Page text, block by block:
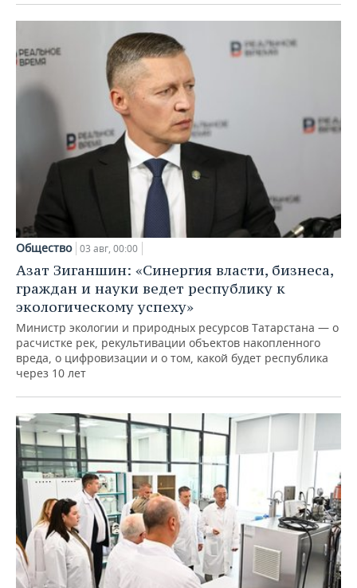
Общество 03 авг, 00:00
Азат Зиганшин: «Синергия власти, бизнеса,
граждан и науки ведет республику к
экологическому успеху»
Министр экологии и природных ресурсов Татарстана — о
расчистке рек, рекультивации объектов накопленного
вреда, о цифровизации и о том, какой будет республика
через 10 лет